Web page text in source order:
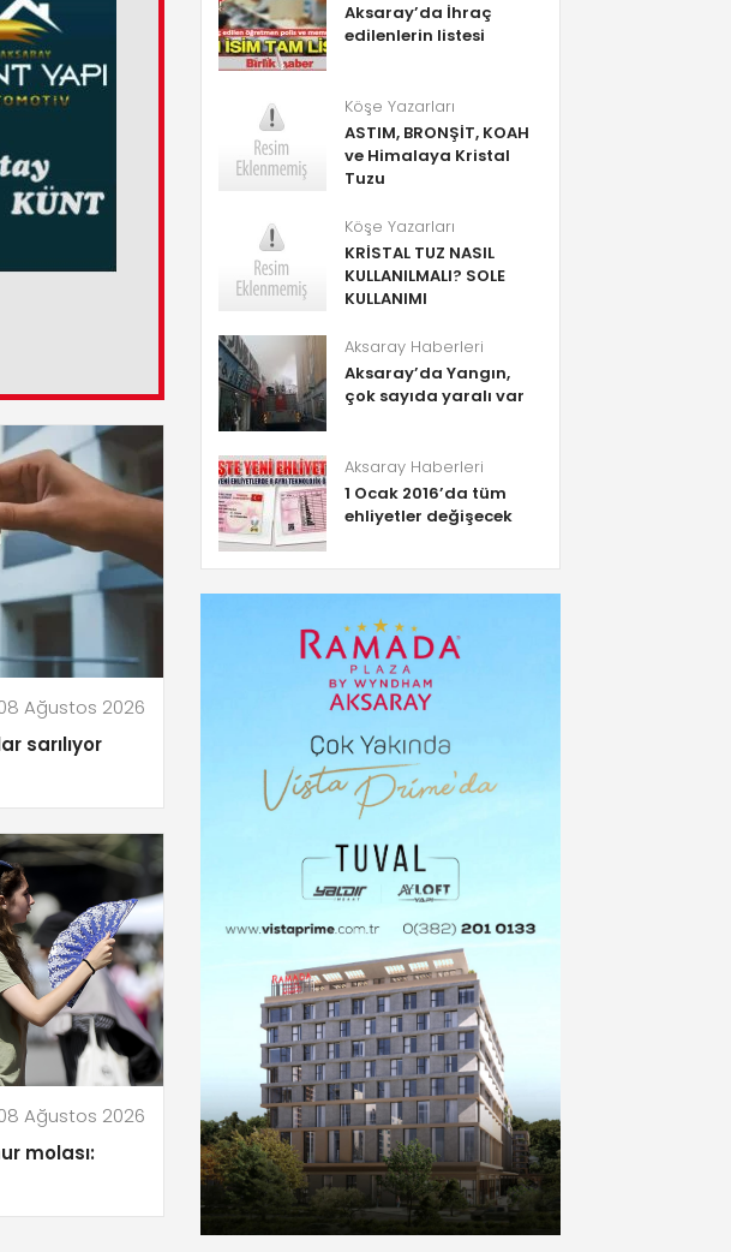
Ağustos 2026
sarılıyor
Ağustos 2026
molası:
Aksaray’da İhraç
edilenlerin listesi
Köşe Yazarları
ASTIM, BRONŞİT, KOAH
ve Himalaya Kristal
Tuzu
Köşe Yazarları
KRİSTAL TUZ NASIL
KULLANILMALI? SOLE
KULLANIMI
Aksaray Haberleri
Aksaray’da Yangın,
çok sayıda yaralı var
Aksaray Haberleri
1 Ocak 2016’da tüm
ehliyetler değişecek